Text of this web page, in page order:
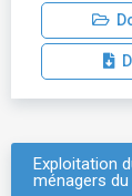
Exploitation
ménagers